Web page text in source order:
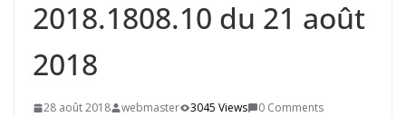
2018.1808.10 du 21 août
2018
28 août 2018 webmaster 3045 Views
0 Comments